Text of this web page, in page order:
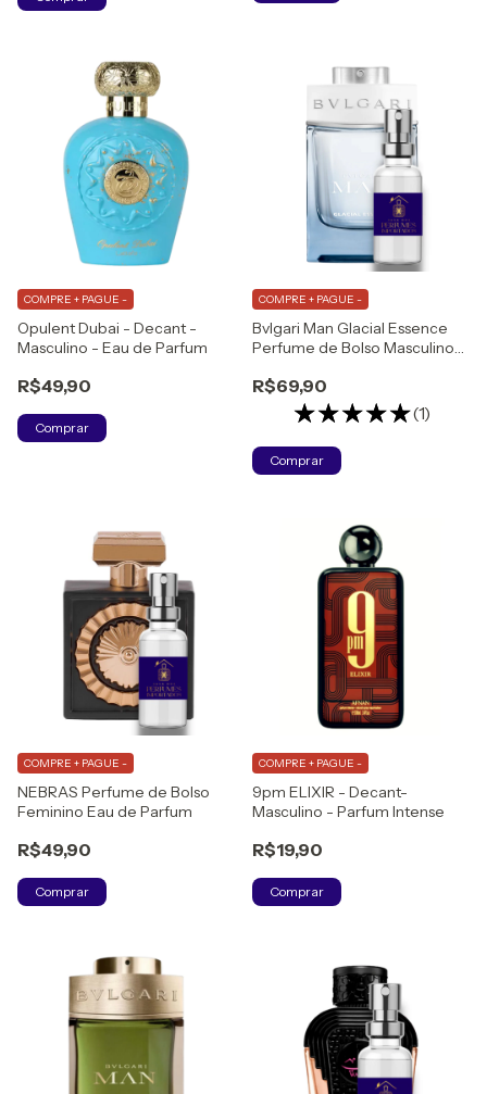
Opulent Dubai - Decant -
Masculino - Eau de Parfum
R$49,90
COMPRE + PAGUE -
Comprar
Bvlgari Man Glacial Essence
Perfume de Bolso Masculino
R$69,90
(1)
COMPRE + PAGUE -
Comprar
NEBRAS Perfume de Bolso
Feminino Eau de Parfum
R$49,90
COMPRE + PAGUE -
Comprar
9pm ELIXIR - Decant-
Masculino - Parfum Intense
R$19,90
COMPRE + PAGUE -
Comprar